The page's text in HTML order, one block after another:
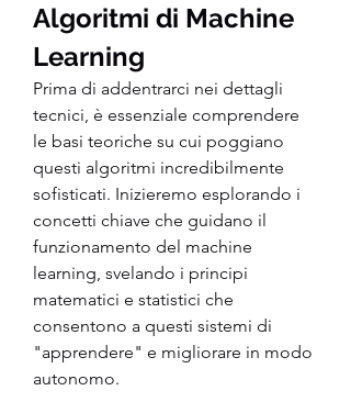
Algoritmi di Machine
Learning
Prima di addentrarci nei dettagli
tecnici, è essenziale comprendere
le basi teoriche su cui poggiano
questi algoritmi incredibilmente
sofisticati. Inizieremo esplorando i
concetti chiave che guidano il
funzionamento del machine
learning, svelando i principi
matematici e statistici che
consentono a questi sistemi di
"apprendere" e migliorare in modo
autonomo.